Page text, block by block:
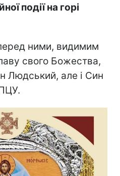
події на горі
ними, видимим
свого Божества,
Людський, але і Син